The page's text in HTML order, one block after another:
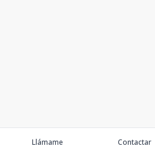
Llámame Contactar